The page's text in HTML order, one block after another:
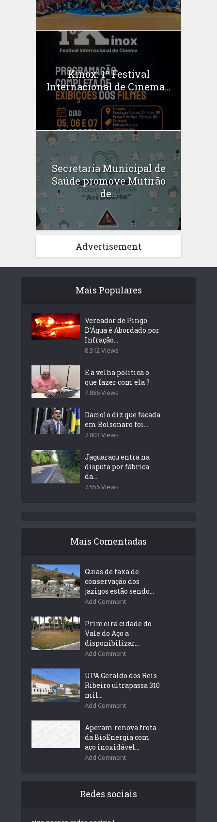
Kinox: 1º Festival
Internacional de Cinema...
Secretaria Municipal de
Saúde promove Mutirão
de...
Advertisement
Mais Populares
Vereador de Pingo
D’Água é Abordado por
Infração...
8.312 Views
E a velha politica o
que fazer com ela ?
7.886 Views
Daciolo diz que facada
em Bolsonaro foi...
7.803 Views
Jaguaraçu entra na
disputa por fábrica
da...
7.556 Views
Mais Comentadas
Guias de taxa de
conservação dos
jazigos estão sendo...
Add Comment
Primeira cidade do
Vale do Aço a
disponibilizar...
Add Comment
UPA Geraldo dos Reis
Ribeiro ultrapassa 310
mil...
Add Comment
Aperam renova frota
da BioEnergia com
aço inoxidável...
Add Comment
Redes sociais